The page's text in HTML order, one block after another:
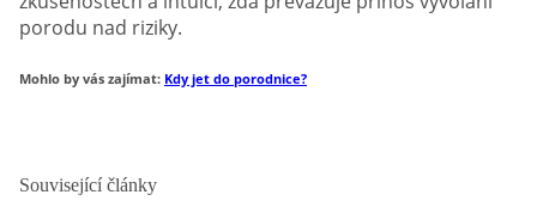
porodu nad riziky.
Mohlo by vás zajímat: Kdy jet do porodnice?
Související články